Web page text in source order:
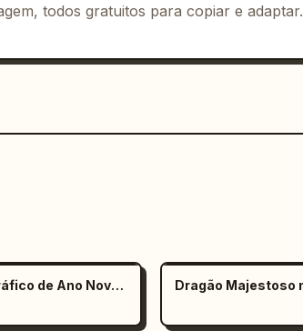
todos gratuitos para copiar e adaptar.
Retrato Minimalista Cinematográfico de Ano Novo 2026